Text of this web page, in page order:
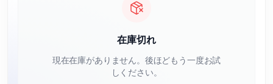
在庫切れ
現在在庫がありません。後ほどもう一度お試
しください。